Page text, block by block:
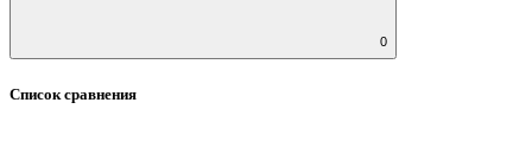
0
Список сравнения